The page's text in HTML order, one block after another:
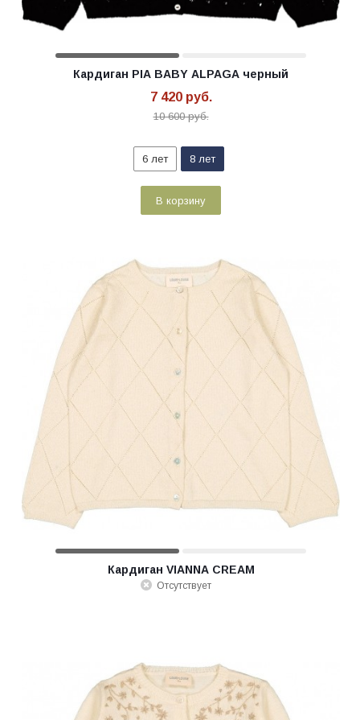
Кардиган PIA BABY ALPAGA черный
7 420руб.
10 600руб.
6 лет 8 лет
В корзину
Кардиган VIANNA CREAM
Отсутствует